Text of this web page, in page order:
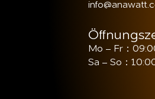
Mo – Fr：
Sa – So：